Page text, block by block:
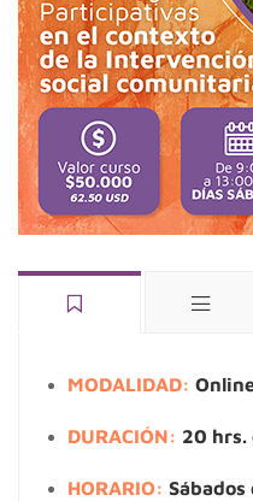
MODALIDAD:
DURACIÓN: 20 hrs.
HORARIO: